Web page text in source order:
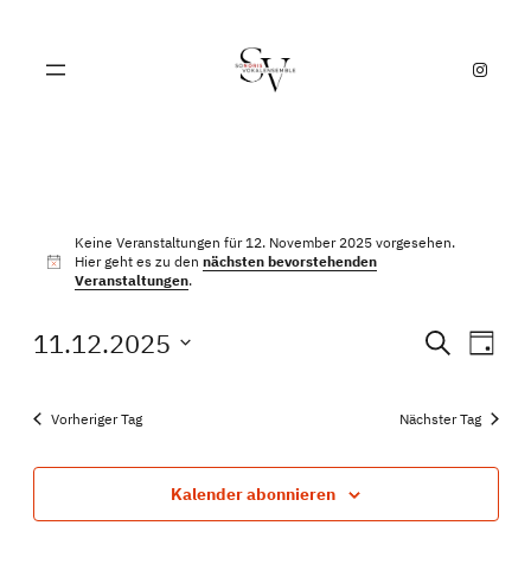
Instagram
FÜR
12.
NOVEMBER
2025
Hinweis
Keine Veranstaltungen für 12. November 2025 vorgesehen.
Hier geht es zu den nächsten bevorstehenden
Veranstaltungen.
SucheTag
11.12.2025
Vorheriger Tag Nächster Tag
Kalender abonnieren